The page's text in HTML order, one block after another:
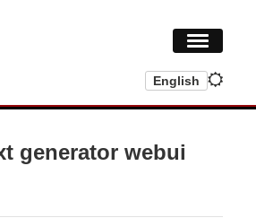
English
generator webui